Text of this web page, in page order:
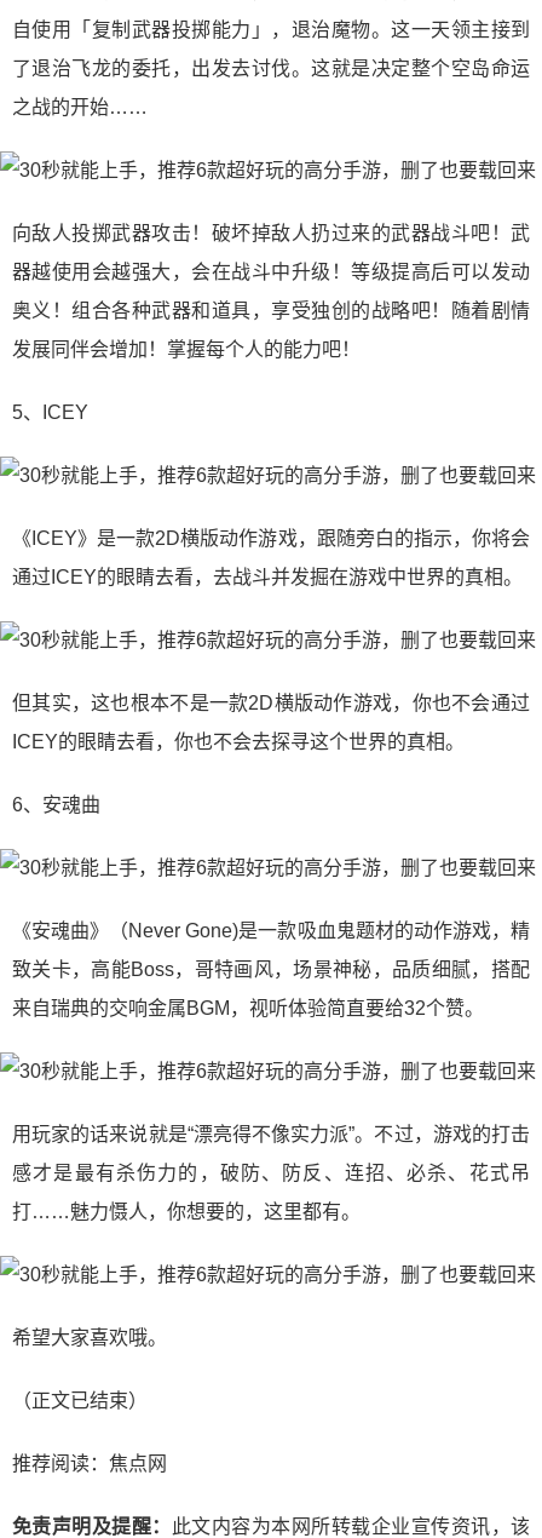
自使用「复制武器投掷能力」，退治魔物。这一天领主接到
了退治飞龙的委托，出发去讨伐。这就是决定整个空岛命运
之战的开始……
向敌人投掷武器攻击！破坏掉敌人扔过来的武器战斗吧！武
器越使用会越强大，会在战斗中升级！等级提高后可以发动
奥义！组合各种武器和道具，享受独创的战略吧！随着剧情
发展同伴会增加！掌握每个人的能力吧！
5、ICEY
《ICEY》是一款2D横版动作游戏，跟随旁白的指示，你将会
通过ICEY的眼睛去看，去战斗并发掘在游戏中世界的真相。
但其实，这也根本不是一款2D横版动作游戏，你也不会通过
ICEY的眼睛去看，你也不会去探寻这个世界的真相。
6、安魂曲
《安魂曲》（Never Gone)是一款吸血鬼题材的动作游戏，精
致关卡，高能Boss，哥特画风，场景神秘，品质细腻，搭配
来自瑞典的交响金属BGM，视听体验简直要给32个赞。
用玩家的话来说就是“漂亮得不像实力派”。不过，游戏的打击
感才是最有杀伤力的，破防、防反、连招、必杀、花式吊
打……魅力慑人，你想要的，这里都有。
​希望大家喜欢哦。
（正文已结束）
推荐阅读： 焦点网
免责声明及提醒：
此文内容为本网所转载企业宣传资讯，该